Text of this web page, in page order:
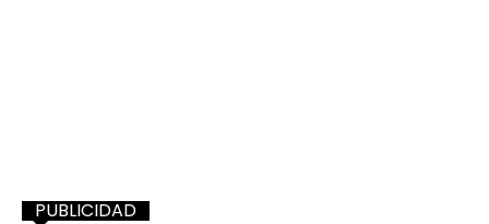
PUBLICIDAD